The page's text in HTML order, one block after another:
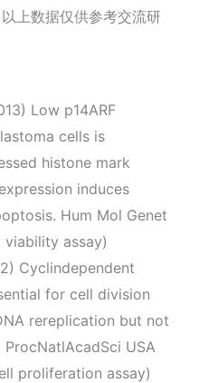
上数据仅供参考交流研
Low p14ARF
cells is
histone mark
induces
Hum Mol Genet
viability assay)
Cyclin­dependent
for cell division
re­replication but not
USA
proliferation assay)